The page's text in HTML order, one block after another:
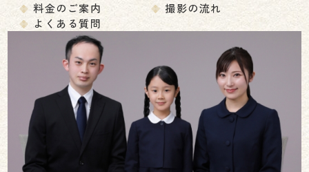
料金のご案内
撮影の流れ
よくある質問